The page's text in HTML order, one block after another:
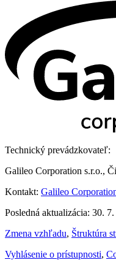
Technický prevádzkovateľ:
Galileo Corporation s.r.o.,
Kontakt: Galileo
Posledná aktualizácia: 30.
Zmena vzhľadu, Štruktúra
Vyhlásenie o prístupnosti,